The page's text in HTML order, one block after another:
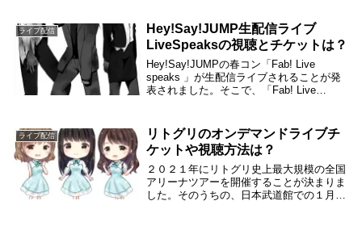
ライブ配信
Hey!Say!JUMP生配信ライブ
LiveSpeaksの視聴とチケットは？
Hey!Say!JUMPの春コン「Fab! Live
speaks 」が生配信ライブされることが発
表されました。そこで、「Fab! Live
Hey!Say!JUMPの生...
ライブ配信
リトグリのオンデマンドライブチ
ケットや視聴方法は？
２０２１年にリトグリ史上最大規模の全国
アリーナツアーを開催することが決まりま
した。そのうちの、日本武道館での１月２